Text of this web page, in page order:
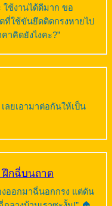
ใช้งานได้ดีมาก ขอ
ที่ใช้ขันยึดติดกรงหายไป
าคิดยังไงคะ?”
ลยเอามาต่อกันให้เป็น
ฝึกฉี่บนถาด
งออกมาฉี่นอกกรง แต่ดัน